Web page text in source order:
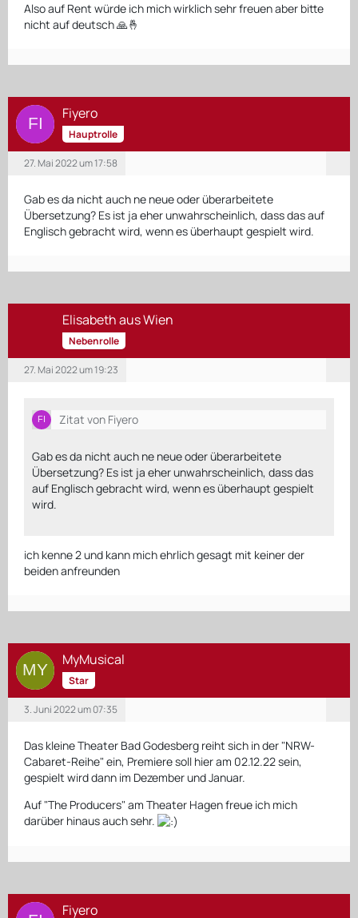
Also auf Rent würde ich mich wirklich sehr freuen aber bitte
nicht auf deutsch 🙏🤞
Fiyero
Hauptrolle
27. Mai 2022 um 17:58
Gab es da nicht auch ne neue oder überarbeitete
Übersetzung? Es ist ja eher unwahrscheinlich, dass das auf
Englisch gebracht wird, wenn es überhaupt gespielt wird.
Elisabeth aus Wien
Nebenrolle
27. Mai 2022 um 19:23
Zitat von Fiyero
Gab es da nicht auch ne neue oder überarbeitete
Übersetzung? Es ist ja eher unwahrscheinlich, dass das
auf Englisch gebracht wird, wenn es überhaupt gespielt
wird.
ich kenne 2 und kann mich ehrlich gesagt mit keiner der
beiden anfreunden
MyMusical
Star
3. Juni 2022 um 07:35
Das kleine Theater Bad Godesberg reiht sich in der "NRW-
Cabaret-Reihe" ein, Premiere soll hier am 02.12.22 sein,
gespielt wird dann im Dezember und Januar.
Auf "The Producers" am Theater Hagen freue ich mich
darüber hinaus auch sehr.
Fiyero